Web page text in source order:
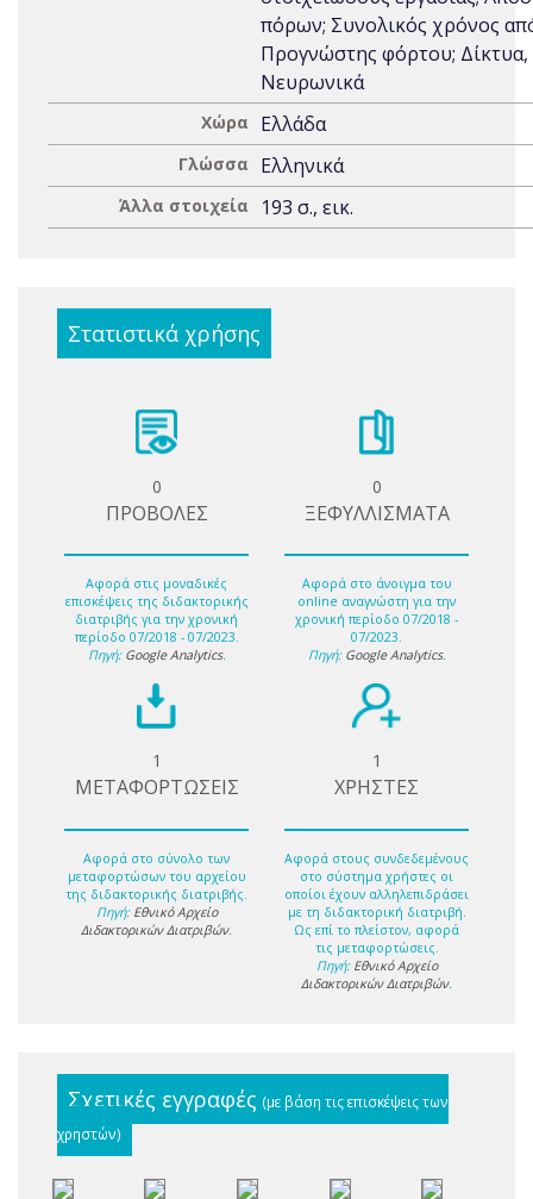
πόρων; Συνολικός χρόνος
Προγνώστης φόρτου; Δίκτυα,
Νευρωνικά
Χώρα Ελλάδα
Γλώσσα Ελληνικά
Άλλα στοιχεία 193 σ., εικ.
Στατιστικά χρήσης
0
ΠΡΟΒΟΛΕΣ
Αφορά στις μοναδικές
επισκέψεις της διδακτορικής
διατριβής για την χρονική
περίοδο 07/2018 - 07/2023.
Πηγή: Google Analytics.
0
ΞΕΦΥΛΛΙΣΜΑΤΑ
Αφορά στο άνοιγμα του
online αναγνώστη για την
χρονική περίοδο 07/2018 -
07/2023.
Πηγή: Google Analytics.
1
ΜΕΤΑΦΟΡΤΩΣΕΙΣ
Αφορά στο σύνολο των
μεταφορτώσων του αρχείου
της διδακτορικής διατριβής.
Πηγή: Εθνικό Αρχείο
Διδακτορικών Διατριβών.
1
ΧΡΗΣΤΕΣ
Αφορά στους συνδεδεμένους
στο σύστημα χρήστες οι
οποίοι έχουν αλληλεπιδράσει
με τη διδακτορική διατριβή.
Ως επί το πλείστον, αφορά
τις μεταφορτώσεις.
Πηγή: Εθνικό Αρχείο
Διδακτορικών Διατριβών.
Σχετικές εγγραφές (με βάση τις επισκέψεις των
χρηστών)